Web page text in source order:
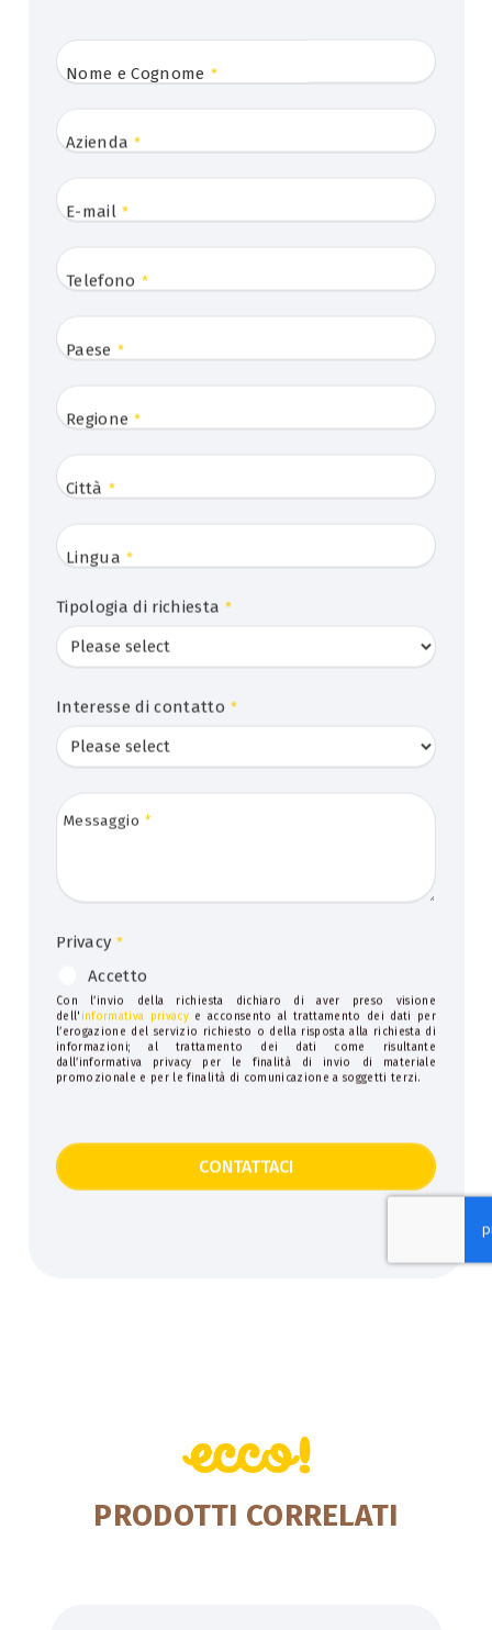
Nome e Cognome *
Azienda *
E-mail *
Telefono *
Paese *
Regione *
Città *
Lingua *
Tipologia di richiesta *
Interesse di contatto *
Messaggio *
Privacy *
Accetto
Con l’invio della richiesta dichiaro di aver preso visione
dell' informativa privacy e acconsento al trattamento dei dati per
l’erogazione del servizio richiesto o della risposta alla richiesta di
informazioni; al trattamento dei dati come risultante
dall’informativa privacy per le finalità di invio di materiale
promozionale e per le finalità di comunicazione a soggetti terzi.
CONTATTACI
PRODOTTI CORRELATI